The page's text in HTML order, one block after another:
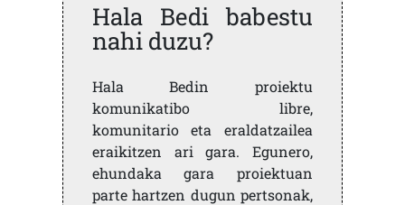
Hala Bedi babestu
nahi duzu?
Hala Bedin proiektu
komunikatibo libre,
komunitario eta eraldatzailea
eraikitzen ari gara. Egunero,
ehundaka gara proiektuan
parte hartzen dugun pertsonak,